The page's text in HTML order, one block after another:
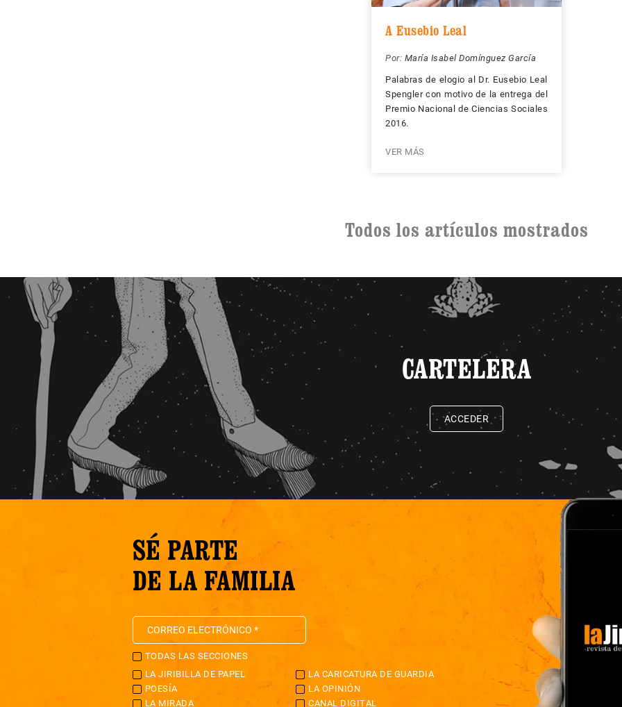
A Eusebio Leal
Por: María Isabel Domínguez García
Palabras de elogio al Dr. Eusebio Leal
Spengler con motivo de la entrega del
Premio Nacional de Ciencias Sociales
2016.
VER MÁS
Todos los artículos mostrados
CARTELERA
ACCEDER
SÉ PARTE
DE LA FAMILIA
TODAS LAS SECCIONES
LA JIRIBILLA DE PAPEL
LA CARICATURA DE GUARDIA
POESÍA
LA OPINIÓN
LA MIRADA
CANAL DIGITAL